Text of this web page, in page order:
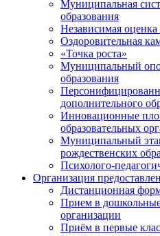
Муниципальная
образования
Независимая оценка
Оздоровительная
«Точка роста»
Муниципальный
образования
дополнительного
Инновационные
образовательных
Муниципальный
рождественских
Психолого-
Организация
Дистанционная
Прием в
организации
Приём в первые